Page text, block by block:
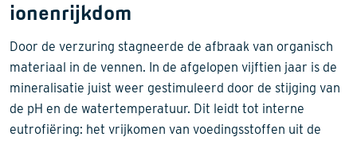
ionenrijkdom
Door de verzuring stagneerde de afbraak van organisch
materiaal in de vennen. In de afgelopen vijftien jaar is de
mineralisatie juist weer gestimuleerd door de stijging van
de pH en de watertemperatuur. Dit leidt tot interne
eutrofiëring: het vrijkomen van voedingsstoffen uit de